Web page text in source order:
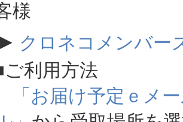
様
クロネコメンバー
利用方法
「お届け予定ｅメ